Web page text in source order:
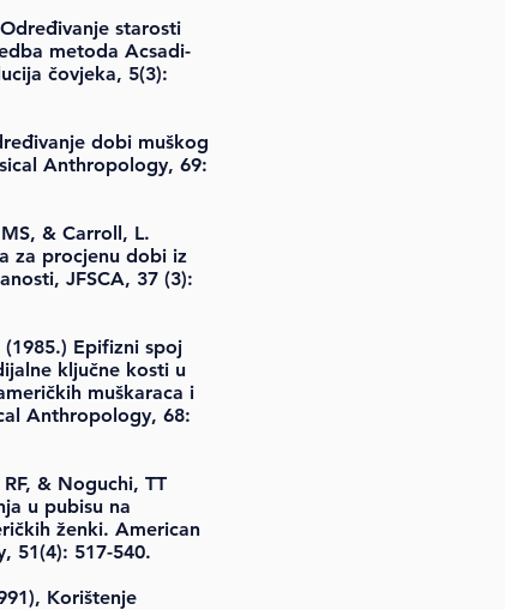
starosti
metoda Acsadi-
čovjeka, 5(3):
dobi muškog
Anthropology, 69:
& Carroll, L.
za procjenu dobi iz
JFSCA, 37 (3):
Epifizni spoj
ključne kosti u
muškaraca i
Anthropology, 68:
& Noguchi, TT
u pubisu na
ženki. American
51(4): 517-540.
Korištenje